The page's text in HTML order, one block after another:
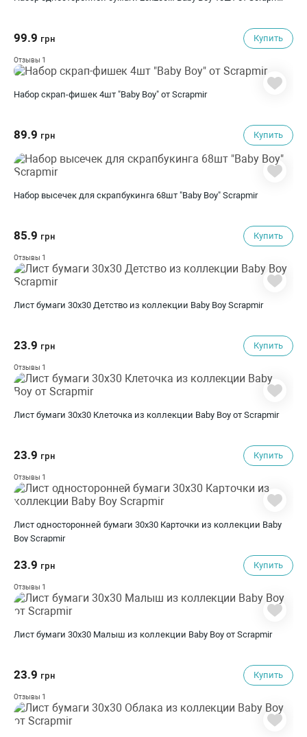
99.9 грн Купить
Отзывы 1
Набор скрап-фишек 4шт "Baby Boy" от Scrapmir
89.9 грн Купить
Набор высечек для скрапбукинга 68шт "Baby Boy" Scrapmir
85.9 грн Купить
Отзывы 1
Лист бумаги 30x30 Детство из коллекции Baby Boy Scrapmir
23.9 грн Купить
Отзывы 1
Лист бумаги 30x30 Клеточка из коллекции Baby Boy от Scrapmir
23.9 грн Купить
Отзывы 1
Лист односторонней бумаги 30x30 Карточки из коллекции Baby
Boy Scrapmir
23.9 грн Купить
Отзывы 1
Лист бумаги 30x30 Малыш из коллекции Baby Boy от Scrapmir
23.9 грн Купить
Отзывы 1